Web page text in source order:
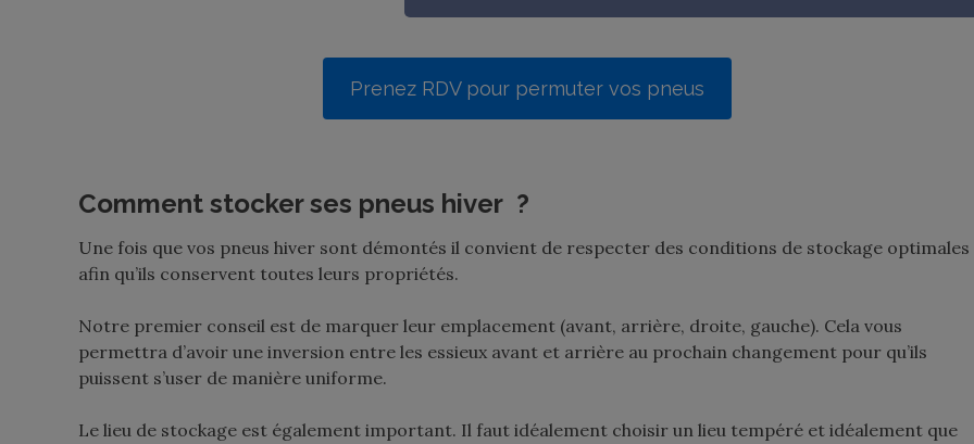
Prenez RDV pour permuter vos pneus
Comment stocker ses pneus hiver ?
Une fois que vos pneus hiver sont démontés il convient de respecter des conditions de stockage optimales
afin qu’ils conservent toutes leurs propriétés.
Notre premier conseil est de marquer leur emplacement (avant, arrière, droite, gauche). Cela vous
permettra d’avoir une inversion entre les essieux avant et arrière au prochain changement pour qu’ils
puissent s’user de manière uniforme.
Le lieu de stockage est également important. Il faut idéalement choisir un lieu tempéré et idéalement que